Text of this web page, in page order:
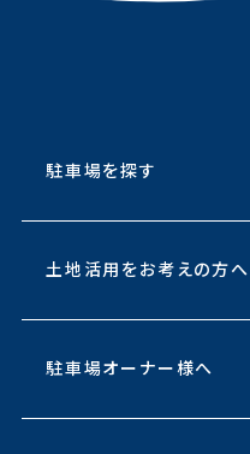
駐車場を探す
土地活用をお考えの方へ
駐車場オーナー様へ